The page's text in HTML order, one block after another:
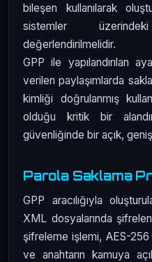
bileşen kullanılarak
sistemler
değerlendirilmelidir.
GPP ile yapılandırılan
verilen paylaşımlarda
kimliği doğrulanmış
olduğu kritik bir
güvenliğinde bir açık,
Parola Saklama
GPP aracılığıyla
XML dosyalarında
şifreleme işlemi, AES-
ve anahtarın kamuya